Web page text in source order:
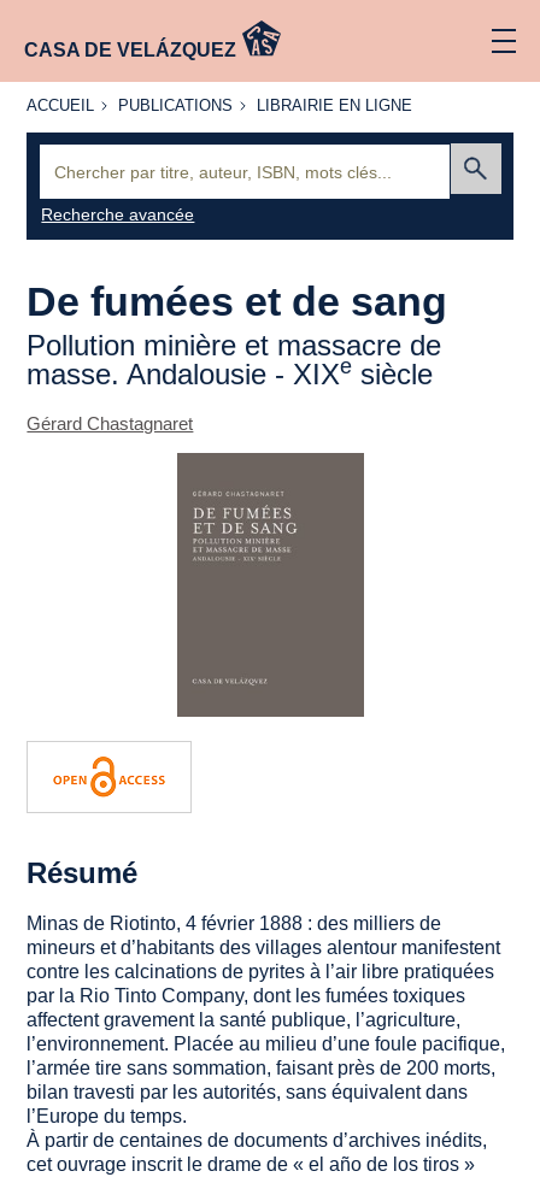
CASA DE VELÁZQUEZ
ACCUEIL
ACCUEIL PUBLICATIONS
PUBLICATIONS
LIBRAIRIE
LIBRAIRIE EN LIGNE
Recherche avancée
De fumées et de sang
Pollution minière et massacre de
masse. Andalousie - XIXe siècle
Gérard Chastagnaret
Résumé
Minas de Riotinto, 4 février 1888 : des milliers de
mineurs et d’habitants des villages alentour manifestent
contre les calcinations de pyrites à l’air libre pratiquées
par la Rio Tinto Company, dont les fumées toxiques
affectent gravement la santé publique, l’agriculture,
l’environnement. Placée au milieu d’une foule pacifique,
l’armée tire sans sommation, faisant près de 200 morts,
bilan travesti par les autorités, sans équivalent dans
l’Europe du temps.
À partir de centaines de documents d’archives inédits,
cet ouvrage inscrit le drame de « el año de los tiros »